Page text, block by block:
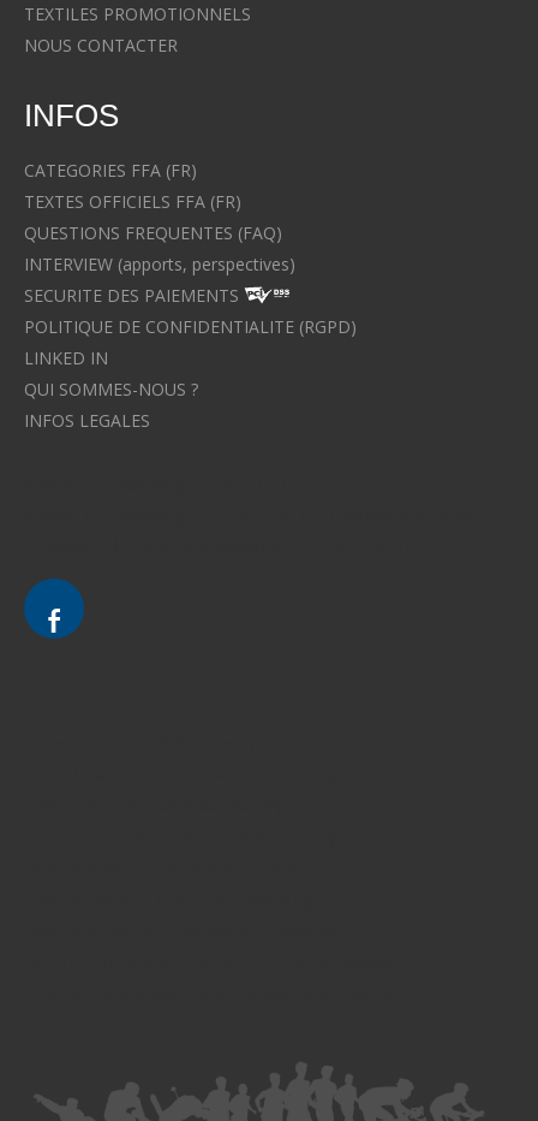
TEXTILES PROMOTIONNELS
NOUS CONTACTER
INFOS
CATEGORIES FFA (FR)
TEXTES OFFICIELS FFA (FR)
QUESTIONS FREQUENTES (FAQ)
INTERVIEW (apports, perspectives)
SECURITE DES PAIEMENTS
POLITIQUE DE CONFIDENTIALITE (RGPD)
LINKED IN
QUI SOMMES-NOUS ?
INFOS LEGALES